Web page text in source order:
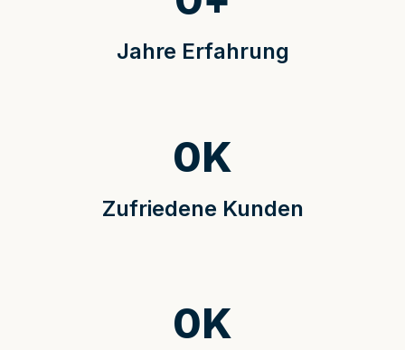
Jahre Erfahrung
Zufriedene Kunden
0K
0K